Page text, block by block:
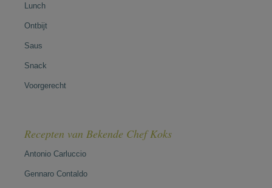
Lunch
Ontbijt
Saus
Snack
Voorgerecht
Recepten van Bekende Chef Koks
Antonio Carluccio
Gennaro Contaldo